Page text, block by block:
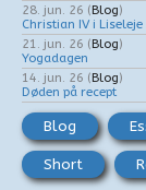
28. jun. 26 (Blog)
Christian IV i Liseleje
21. jun. 26 (Blog)
Yogadagen
14. jun. 26 (Blog)
Døden på recept
Blog
Short